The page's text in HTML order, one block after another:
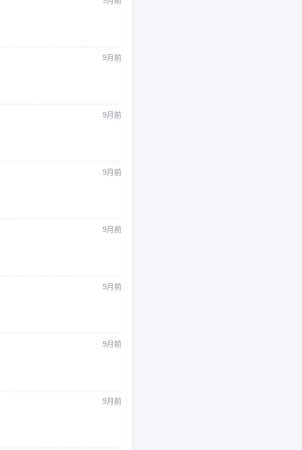
9月前
9月前
9月前
9月前
9月前
9月前
9月前